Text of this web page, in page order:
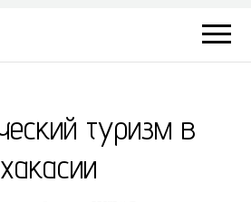
туризм в
хакасии